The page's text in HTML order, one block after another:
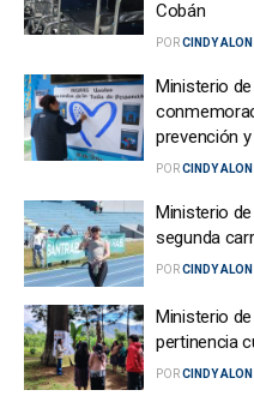
Cobán
PORCINDY
Ministerio
prevención
PORCINDY
Ministerio
segunda
PORCINDY
Ministerio
pertinencia
PORCINDY